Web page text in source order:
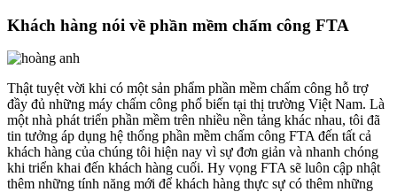
Khách hàng nói về phần mềm chấm công FTA
Thật tuyệt vời khi có một sản phẩm phần mềm chấm công hỗ trợ
đầy đủ những máy chấm công phổ biến tại thị trường Việt Nam. Là
một nhà phát triển phần mềm trên nhiều nền tảng khác nhau, tôi đã
tin tưởng áp dụng hệ thống phần mềm chấm công FTA đến tất cả
khách hàng của chúng tôi hiện nay vì sự đơn giản và nhanh chóng
khi triển khai đến khách hàng cuối. Hy vọng FTA sẽ luôn cập nhật
thêm những tính năng mới để khách hàng thực sự có thêm những